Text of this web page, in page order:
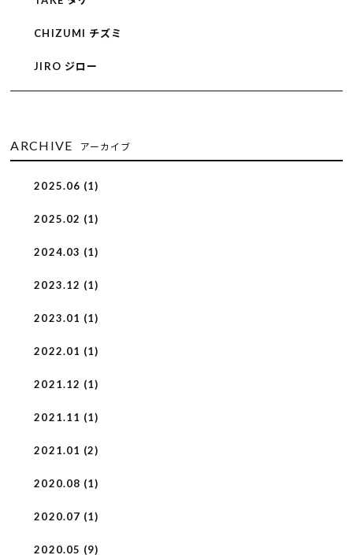
CHIZUMI チズミ
JIRO ジロー
ARCHIVE アーカイブ
2025.06 (1)
2025.02 (1)
2024.03 (1)
2023.12 (1)
2023.01 (1)
2022.01 (1)
2021.12 (1)
2021.11 (1)
2021.01 (2)
2020.08 (1)
2020.07 (1)
2020.05 (9)